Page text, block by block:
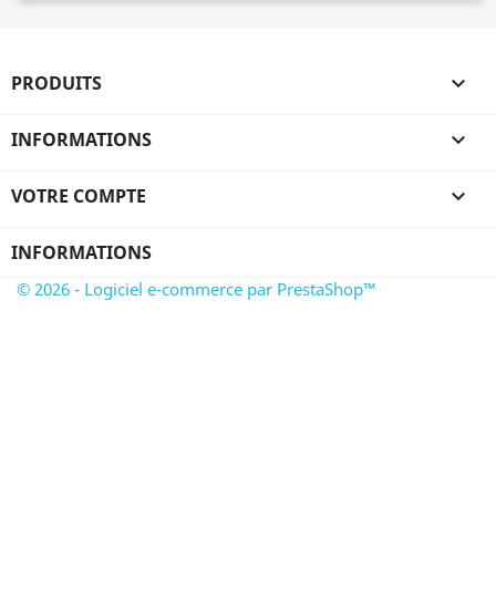
PRODUITS 
INFORMATIONS 
VOTRE COMPTE 
INFORMATIONS
© 2026 - Logiciel e-commerce par PrestaShop™